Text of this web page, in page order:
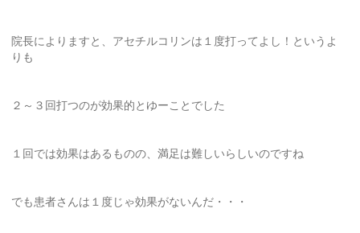
院長によりますと、アセチルコリンは１度打ってよし！というよ
りも
２～３回打つのが効果的とゆーことでした
１回では効果はあるものの、満足は難しいらしいのですね
でも患者さんは１度じゃ効果がないんだ・・・